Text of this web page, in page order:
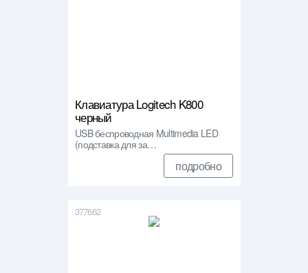
Клавиатура Logitech K800
черный
USB беспроводная Multimedia LED
(подставка для за…
подробно
377662